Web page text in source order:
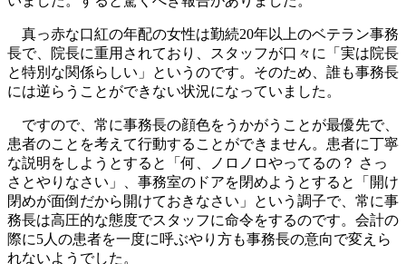
真っ赤な口紅の年配の女性は勤続20年以上のベテラン事務
長で、院長に重用されており、スタッフが口々に「実は院長
と特別な関係らしい」というのです。そのため、誰も事務長
には逆らうことができない状況になっていました。
ですので、常に事務長の顔色をうかがうことが最優先で、
患者のことを考えて行動することができません。患者に丁寧
な説明をしようとすると「何、ノロノロやってるの？ さっ
さとやりなさい」、事務室のドアを閉めようとすると「開け
閉めが面倒だから開けておきなさい」という調子で、常に事
務長は高圧的な態度でスタッフに命令をするのです。会計の
際に5人の患者を一度に呼ぶやり方も事務長の意向で変えら
れないようでした。